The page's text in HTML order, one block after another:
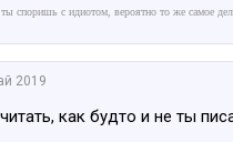
споришь с идиотом, вероятно то же самое
2019
как будто и не ты